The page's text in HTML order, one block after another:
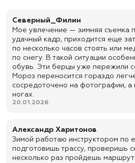
✅ Подкладка: натуральный мех
✅ Подошва: подошва RUNNER из ТЭП —
температурный режим ±40 °C
✅ Метод крепления подошвы:
✅ Подносок: усиленный, выполнен из
материала
✅ Задник: жесткий, выполнен из
✅ Высота берца: 230 ± 3 мм
мелкого мусора, влаги и снега
✅ Фурнитура: блочки и крючки для
фиксации стопы
Северный_Филин
Мое увлечение — зимняя съемка
удачный кадр, приходится еще
по несколько часов стоять или
по снегу. В такой ситуации
обувь. Эти берцы уже пережили
Мороз переносится гораздо
сосредоточено на фотографии, а
ногах.
20.01.2026
Александр Харитонов
Зимой работаю инструктором по
подготовишь трассу, проверишь
несколько раз пройдешь маршрут